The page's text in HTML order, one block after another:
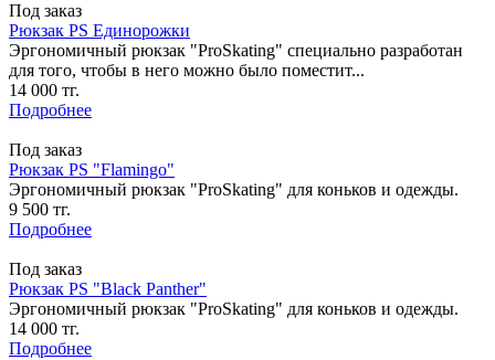
Под заказ
Рюкзак PS Единорожки
Эргономичный рюкзак "ProSkating" специально разработан
для того, чтобы в него можно было поместит...
14 000 тг.
Подробнее
Под заказ
Рюкзак PS "Flamingo"
Эргономичный рюкзак "ProSkating" для коньков и одежды.
9 500 тг.
Подробнее
Под заказ
Рюкзак PS "Black Panther"
Эргономичный рюкзак "ProSkating" для коньков и одежды.
14 000 тг.
Подробнее